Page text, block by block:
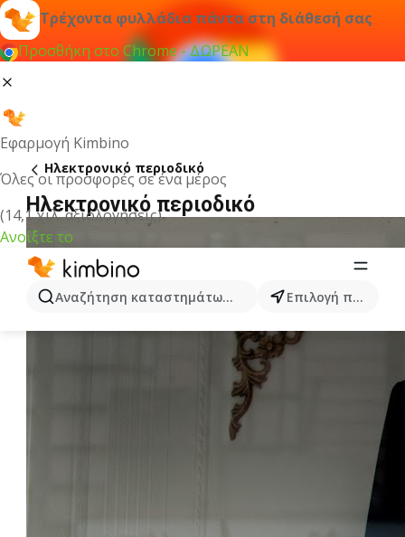
Τρέχοντα φυλλάδια πάντα στη διάθεσή σας
Προσθήκη στο Chrome - ΔΩΡΕΑΝ
Εφαρμογή Kimbino
Όλες οι προσφορές σε ένα μέρος
(14,1 χιλ. αξιολογήσεις)
Ανοίξτε το
Αναζήτηση καταστημάτων, κατηγοριών, προϊόντων...
Επιλογή πόλης
Ηλεκτρονικό περιοδικό
Ηλεκτρονικό περιοδικό